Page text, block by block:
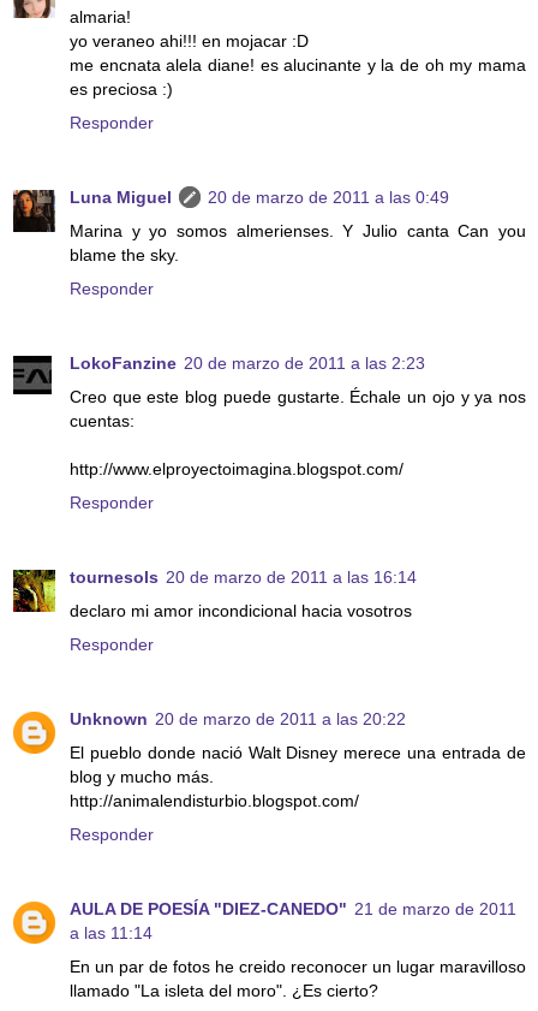
almaria!
yo veraneo ahi!!! en mojacar :D
me encnata alela diane! es alucinante y la de oh my mama
es preciosa :)
Responder
Luna Miguel
20 de marzo de 2011 a las 0:49
Marina y yo somos almerienses. Y Julio canta Can you
blame the sky.
Responder
LokoFanzine 20 de marzo de 2011 a las 2:23
Creo que este blog puede gustarte. Échale un ojo y ya nos
cuentas:
http://www.elproyectoimagina.blogspot.com/
Responder
tournesols 20 de marzo de 2011 a las 16:14
declaro mi amor incondicional hacia vosotros
Responder
Unknown 20 de marzo de 2011 a las 20:22
El pueblo donde nació Walt Disney merece una entrada de
blog y mucho más.
http://animalendisturbio.blogspot.com/
Responder
AULA DE POESÍA "DIEZ-CANEDO" 21 de marzo de 2011
a las 11:14
En un par de fotos he creido reconocer un lugar maravilloso
llamado "La isleta del moro". ¿Es cierto?